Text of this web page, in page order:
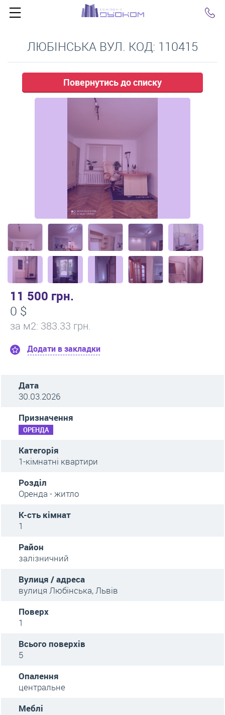
ЛЮБІНСЬКА ВУЛ. КОД: 110415
Повернутись до списку
11 500 грн.
0 $
за м2: 383.33 грн.
Додати в закладки
Дата
30.03.2026
Призначення
ОРЕНДА
Категорія
1-кімнатні квартири
Розділ
Оренда - житло
К-сть кімнат
1
Район
залізничний
Вулиця / адреса
вулиця Любінська, Львів
Поверх
1
Всього поверхів
5
Опалення
центральне
Меблі